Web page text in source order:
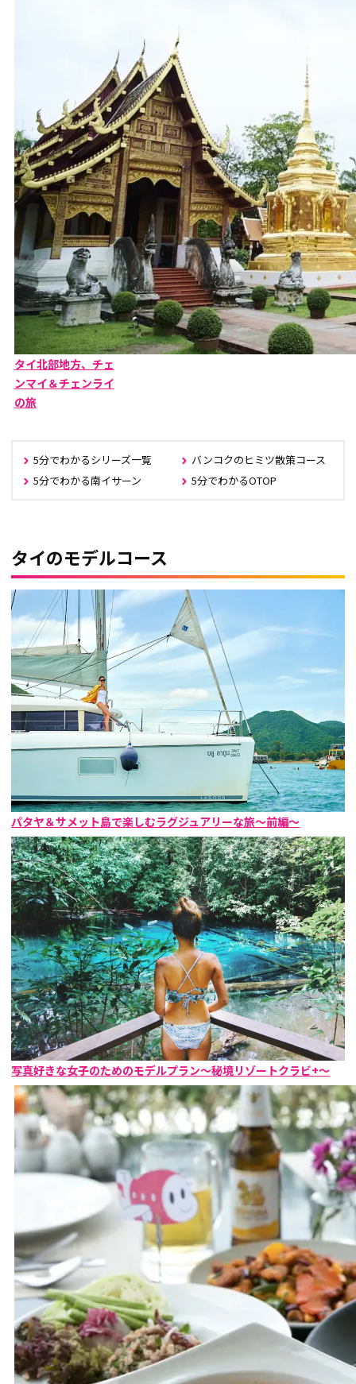
タイ北部地方、チェ
ンマイ＆チェンライ
の旅
5分でわかるシリーズ一覧
バンコクのヒミツ散策コース
5分でわかる南イサーン
5分でわかるOTOP
タイのモデルコース
パタヤ＆サメット島で楽しむラグジュアリーな旅〜前編〜
写真好きな女子のためのモデルプラン～秘境リゾートクラビ+～